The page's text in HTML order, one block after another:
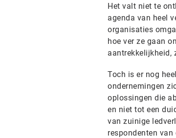
Het valt niet te
agenda van heel
organisaties
hoe ver ze gaan
aantrekkelijkheid,
Toch is er nog
ondernemingen
oplossingen die
en niet tot een
van zuinige
respondenten